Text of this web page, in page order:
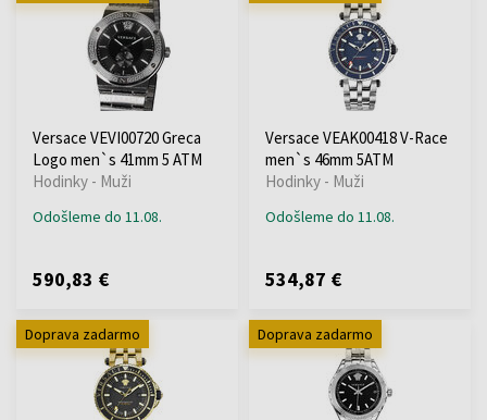
Versace VEVI00720 Greca
Logo men`s 41mm 5 ATM
Hodinky - Muži
Odošleme do 11.08.
590,83 €
Versace VEAK00418 V-Race
men`s 46mm 5ATM
Hodinky - Muži
Odošleme do 11.08.
534,87 €
Doprava zadarmo Doprava zadarmo